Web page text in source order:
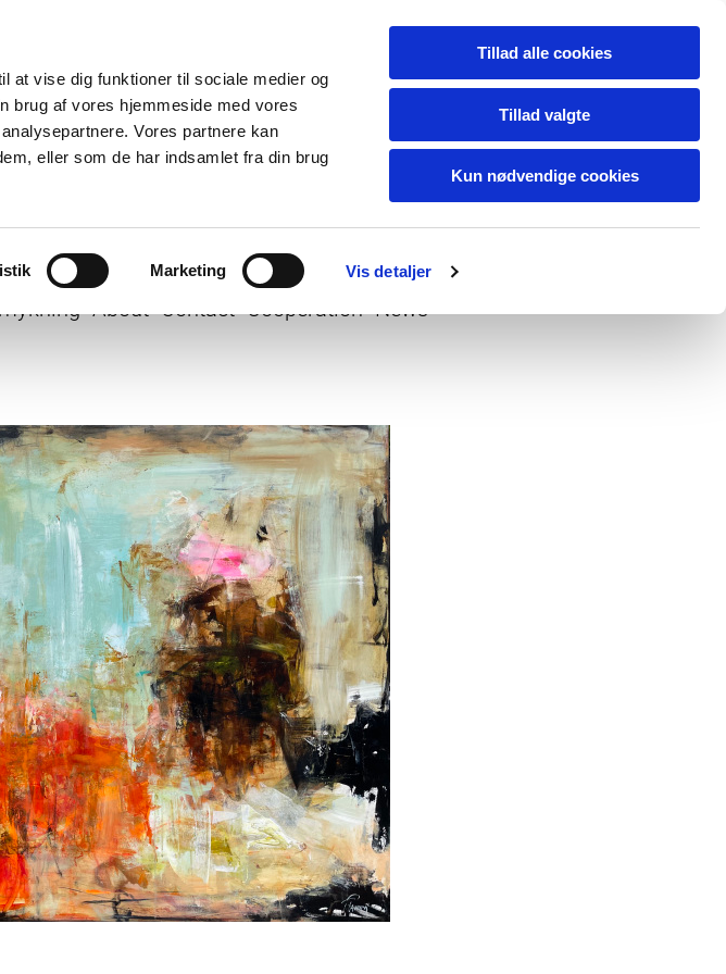
at vise dig funktioner til sociale medier og
brug af vores hjemmeside med vores
Vores partnere kan
eller som de har indsamlet fra din brug
Marketing Vis detaljer
Tillad alle cookies
Tillad valgte
Kun nødvendige cookies
About Contact Cooperation News